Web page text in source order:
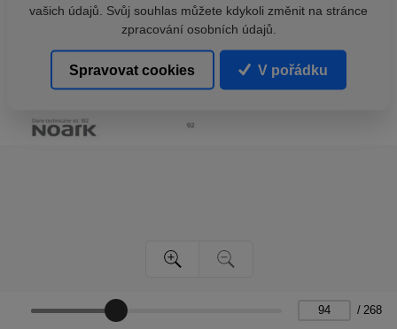
/ 268
vašich údajů. Svůj souhlas můžete kdykoli změnit na stránce
zpracování osobních údajů.
Spravovat cookies V pořádku